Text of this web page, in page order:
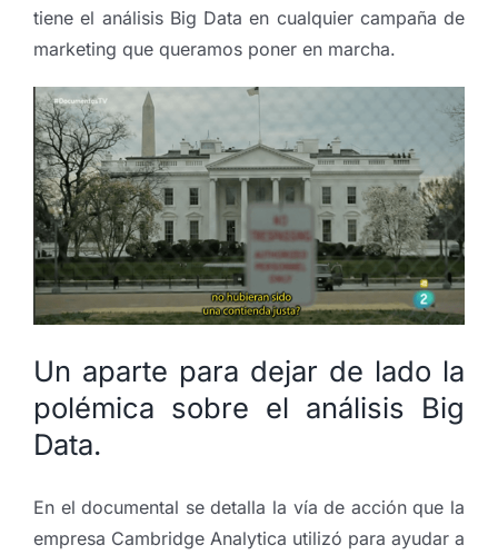
tiene el análisis Big Data en cualquier campaña de
marketing que queramos poner en marcha.
Un aparte para dejar de lado la
polémica sobre el análisis Big
Data.
En el documental se detalla la vía de acción que la
empresa Cambridge Analytica utilizó para ayudar a